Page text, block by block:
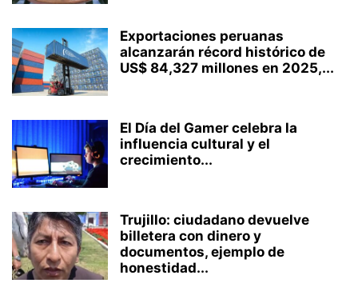
Exportaciones peruanas
alcanzarán récord histórico de
US$ 84,327 millones en 2025,...
El Día del Gamer celebra la
influencia cultural y el
crecimiento...
Trujillo: ciudadano devuelve
billetera con dinero y
documentos, ejemplo de
honestidad...